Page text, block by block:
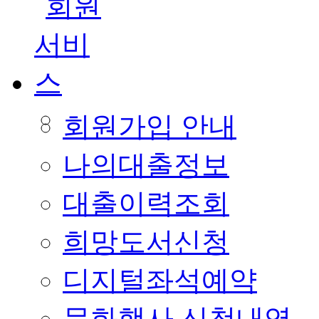
회원가입 안내
나의대출정보
대출이력조회
희망도서신청
디지털좌석예약